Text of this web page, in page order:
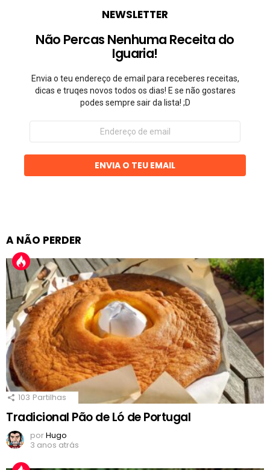
NEWSLETTER
Não Percas Nenhuma Receita do
Iguaria!
Envia o teu endereço de email para receberes receitas,
dicas e truqes novos todos os dias! E se não gostares
podes sempre sair da lista! ;D
Endereço
email
ENVIA O TEU EMAIL
A NÃO PERDER
103 Partilhas
Tradicional Pão de Ló de Portugal
porHugo
3 anos atrás